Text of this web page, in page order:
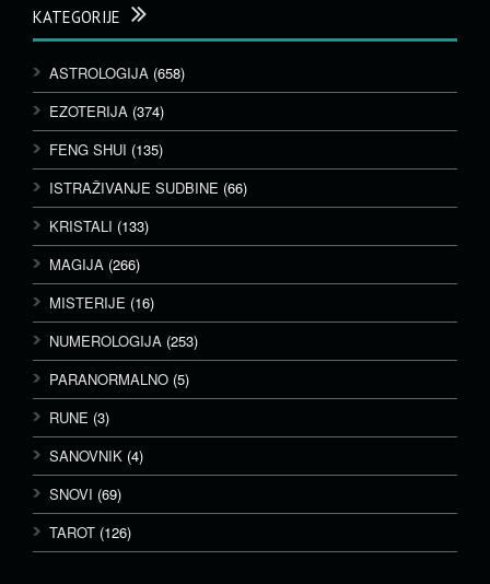
KATEGORIJE
ASTROLOGIJA (658)
EZOTERIJA (374)
FENG SHUI (135)
ISTRAŽIVANJE SUDBINE (66)
KRISTALI (133)
MAGIJA (266)
MISTERIJE (16)
NUMEROLOGIJA (253)
PARANORMALNO (5)
RUNE (3)
SANOVNIK (4)
SNOVI (69)
TAROT (126)